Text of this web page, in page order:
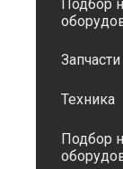
Подбор
Запчасти
Техника
Подбор